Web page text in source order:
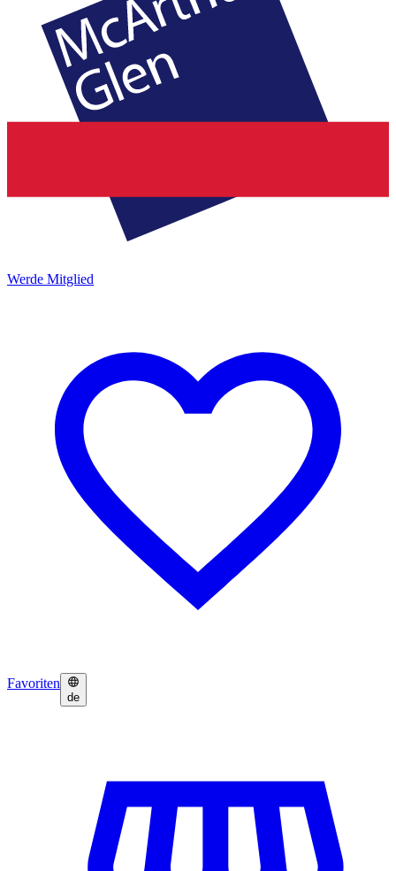
Werde Mitglied
Favoriten
de